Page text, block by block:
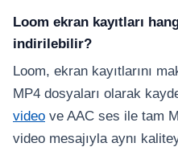
Loom ekran kayıtları
indirilebilir?
Loom, ekran kayıtlarını
MP4 dosyaları olarak
video ve AAC ses ile tam
video mesajıyla aynı